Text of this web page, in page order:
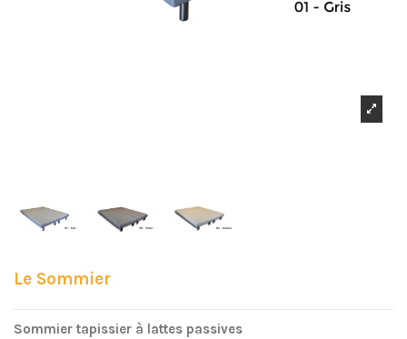
Le Sommier
Sommier tapissier à lattes passives